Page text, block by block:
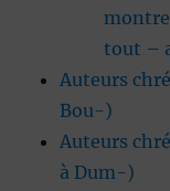
tout –
Auteurs
Bou-)
Auteurs
à Dum-)